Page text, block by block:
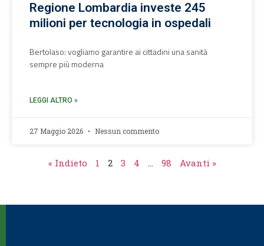
Regione Lombardia investe 245
milioni per tecnologia in ospedali
Bertolaso: vogliamo garantire ai cittadini una sanità
sempre più moderna
LEGGI ALTRO »
27 Maggio 2026 Nessun commento
« Indieto 1 2 3 4 … 98 Avanti »